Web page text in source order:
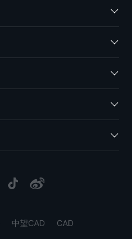
中望CAD CAD